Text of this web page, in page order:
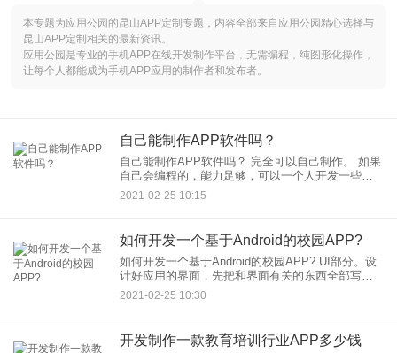
本专题为应用公园的昆山APP定制专题，内容全部来自应用公园精心选择与
昆山APP定制相关的最新资讯。
应用公园是专业的手机APP在线开发制作平台，无需编程，纯图形化操作，
让每个人都能成为手机APP应用的制作者和发布者。
自己能制作APP软件吗？
自己能制作APP软件吗？ 完全可以自己制作。 如果
自己会编程的，能力足够，可以一个人开发一些简
单的APP，但复杂的没有几个人的团队你一个人根
本忙
2021-02-25 10:15
如何开发一个基于Android的校园APP?
如何开发一个基于Android的校园APP? UI部分。设
计好应用的界面，先把和界面有关的东西全部写
好，为需要显示的数据留好接口。既然题主已经开
始学习安卓APP开发，因此我不
2021-02-25 10:30
开发制作一款教育培训行业APP多少钱